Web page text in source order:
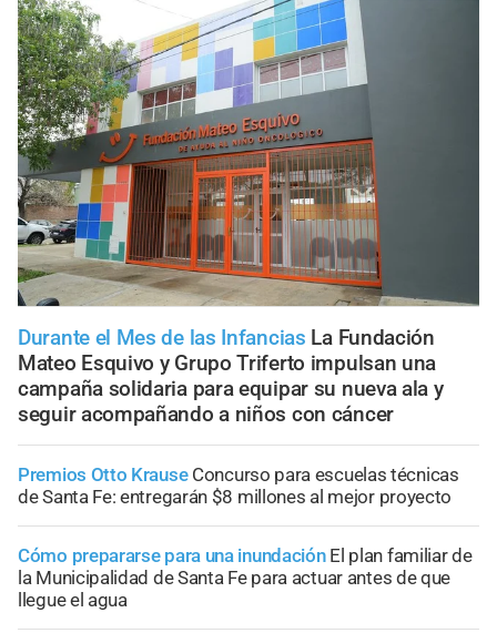
Durante el Mes de las Infancias La Fundación
Mateo Esquivo y Grupo Triferto impulsan una
campaña solidaria para equipar su nueva ala y
seguir acompañando a niños con cáncer
Premios Otto Krause Concurso para escuelas técnicas
de Santa Fe: entregarán $8 millones al mejor proyecto
Cómo prepararse para una inundación El plan familiar de
la Municipalidad de Santa Fe para actuar antes de que
llegue el agua